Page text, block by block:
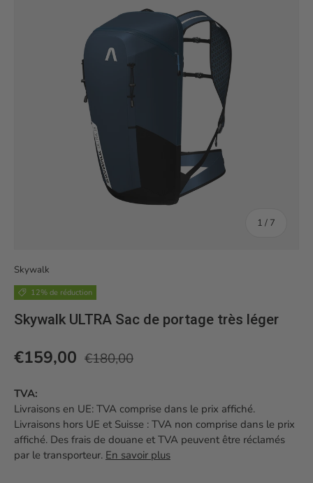
1 / de
7
Skywalk
12% de réduction
Skywalk ULTRA Sac de portage très léger
Prix soldé
€159,00 Prix habituel
€180,00
TVA:
Livraisons en UE: TVA comprise dans le prix affiché.
Livraisons hors UE et Suisse : TVA non comprise dans le prix
affiché. Des frais de douane et TVA peuvent être réclamés
par le transporteur. En savoir plus